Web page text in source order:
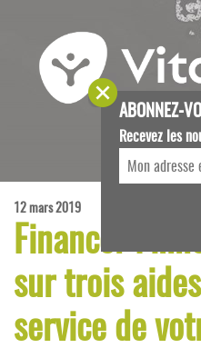
12 mars 2019
Financer
sur trois
service de
ABONNEZ-
Recevez les